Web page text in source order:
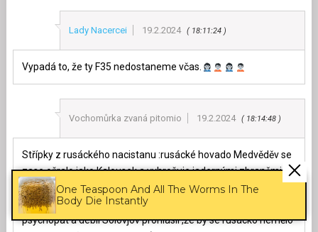
Lady Nacercei 19.2.2024 18:11:24
Vypadá to, že ty F35 nedostaneme včas.
Vochomůrka zvaná pitomio 19.2.2024 18:14:48
Střípky z rusáckého nacistanu :rusácké hovado Medvěděv se
zase ožralo jako Kalousek a vyhrožuje jadernými zbraněmi
(takže nic nového), Putinova mafie nechce vydat tělo
disidenta Navalného rodině (čeho se bojí) ,typický rusácký
psychopat a debil Solovjov prohlásil ,že by se rusácko nemělo
One Teaspoon And All The Worms In The
Body Die Instantly